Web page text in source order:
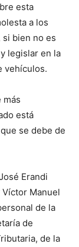
esta
a los
si bien no es
legislar en la
vehículos.
más
está
se debe de
Erandi
Manuel
de la
de
de la